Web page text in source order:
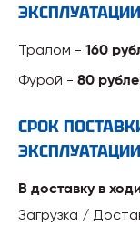
ЭКСПЛУАТАЦИИ
Тралом - 160
Фурой - 80
СРОК
ЭКСПЛУАТАЦИИ
В доставку в
Загрузка /